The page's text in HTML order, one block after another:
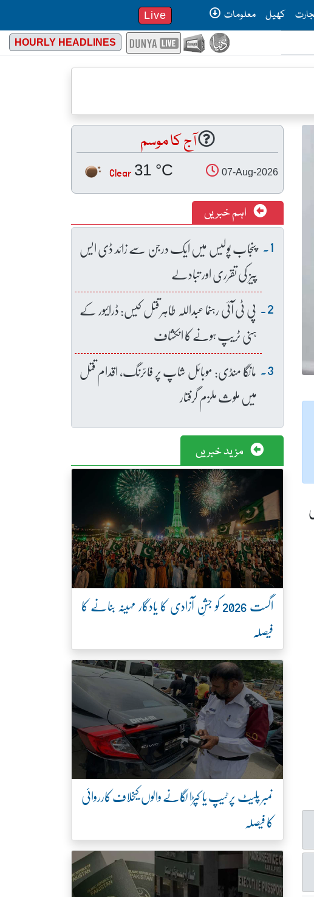
کھیل معلومات Live
HOURLY HEADLINES
آج کا موسم
07-Aug-2026
31 °C
Clear
اہم خبریں
پنجاب پولیس میں ایک درجن سے زائد ڈی ایس
پیز کی تقرری اور تبادلے
پی ٹی آئی رہنما عبداللہ طاہر قتل کیس: ڈرائیور کے
ہنی ٹریپ ہونے کا انکشاف
مانگا منڈی: موبائل شاپ پر فائرنگ، اقدام قتل
میں ملوث ملزم گرفتار
مزید خبریں
اگست 2026 کو جشنِ آزادی کا یادگار مہینہ بنانے کا
فیصلہ
نمبر پلیٹ پر ٹیپ یا کپڑا لگانے والوں کیخلاف کارروائی
کا فیصلہ